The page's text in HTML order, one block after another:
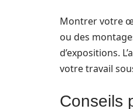
Montrer votre
ou des
d’expositions.
votre travail
Conseils